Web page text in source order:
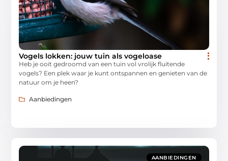
Vogels lokken: jouw tuin als vogeloase
Heb je ooit gedroomd van een tuin vol vrolijk fluitende
vogels? Een plek waar je kunt ontspannen en genieten van de
natuur om je heen?
Aanbiedingen
AANBIEDINGEN